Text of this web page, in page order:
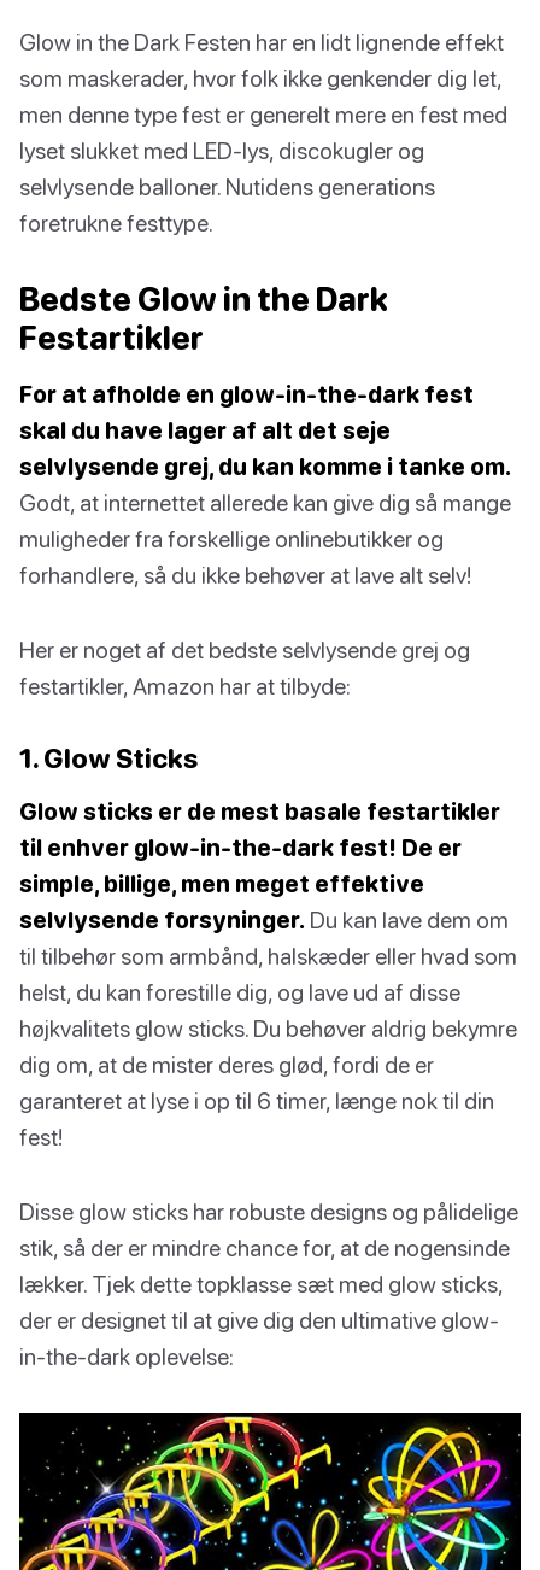
Glow in the Dark Festen har en lidt lignende effekt
som maskerader, hvor folk ikke genkender dig let,
men denne type fest er generelt mere en fest med
lyset slukket med LED-lys, discokugler og
selvlysende balloner. Nutidens generations
foretrukne festtype.
Bedste Glow in the Dark
Festartikler
For at afholde en glow-in-the-dark fest
skal du have lager af alt det seje
selvlysende grej, du kan komme i tanke om.
Godt, at internettet allerede kan give dig så mange
muligheder fra forskellige onlinebutikker og
forhandlere, så du ikke behøver at lave alt selv!
Her er noget af det bedste selvlysende grej og
festartikler, Amazon har at tilbyde:
1. Glow Sticks
Glow sticks er de mest basale festartikler
til enhver glow-in-the-dark fest! De er
simple, billige, men meget effektive
selvlysende forsyninger. Du kan lave dem om
til tilbehør som armbånd, halskæder eller hvad som
helst, du kan forestille dig, og lave ud af disse
højkvalitets glow sticks. Du behøver aldrig bekymre
dig om, at de mister deres glød, fordi de er
garanteret at lyse i op til 6 timer, længe nok til din
fest!
Disse glow sticks har robuste designs og pålidelige
stik, så der er mindre chance for, at de nogensinde
lækker. Tjek dette topklasse sæt med glow sticks,
der er designet til at give dig den ultimative glow-
in-the-dark oplevelse: